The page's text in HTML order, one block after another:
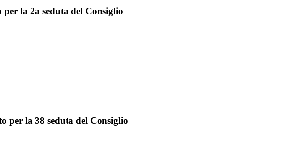
la 2a seduta del Consiglio
per la 38 seduta del Consiglio